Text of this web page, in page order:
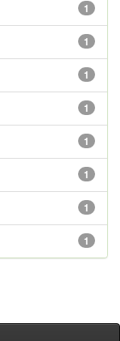
1
1
1
1
1
1
1
1